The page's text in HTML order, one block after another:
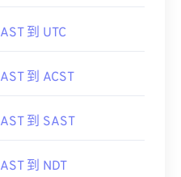
AST 到 UTC
AST 到 ACST
AST 到 SAST
AST 到 NDT